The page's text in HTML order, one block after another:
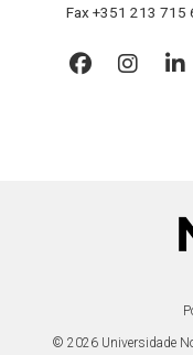
Fax +351 213 715
© 2026 Universidade